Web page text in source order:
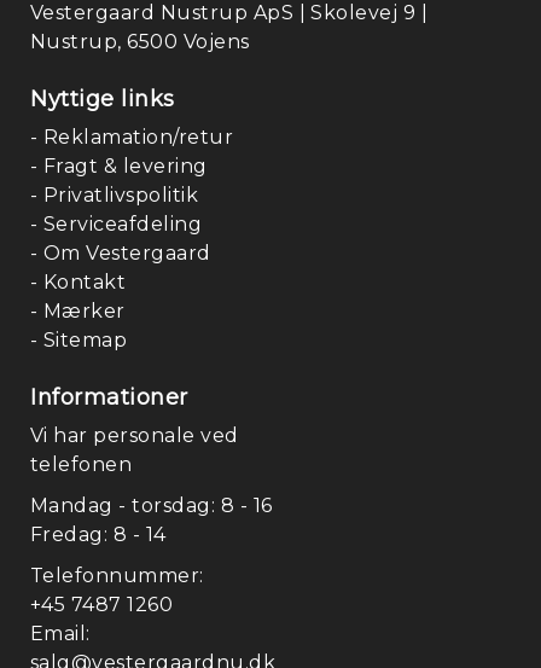
Vestergaard Nustrup ApS | Skolevej 9 |
Nustrup, 6500 Vojens
Nyttige links
- Reklamation/retur
- Fragt & levering
- Privatlivspolitik
- Serviceafdeling
- Om Vestergaard
- Kontakt
- Mærker
- Sitemap
Informationer
Vi har personale ved
telefonen
Mandag - torsdag: 8 - 16
Fredag: 8 - 14
Telefonnummer:
+45 7487 1260
Email:
salg@vestergaardnu.dk